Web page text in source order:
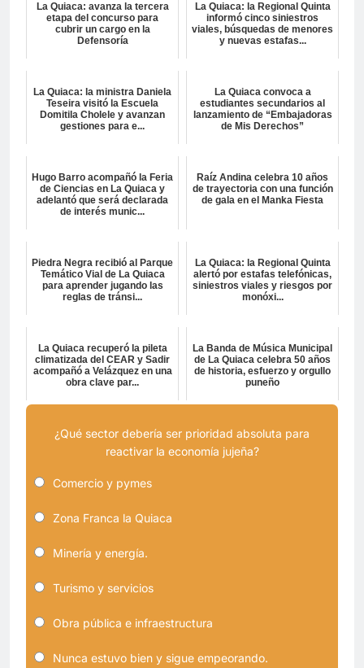
La Quiaca: avanza la tercera
etapa del concurso para
cubrir un cargo en la
Defensoría
La Quiaca: la Regional Quinta
informó cinco siniestros
viales, búsquedas de menores
y nuevas estafas...
La Quiaca: la ministra Daniela
Teseira visitó la Escuela
Domitila Cholele y avanzan
gestiones para e...
La Quiaca convoca a
estudiantes secundarios al
lanzamiento de “Embajadoras
de Mis Derechos”
Hugo Barro acompañó la Feria
de Ciencias en La Quiaca y
adelantó que será declarada
de interés munic...
Raíz Andina celebra 10 años
de trayectoria con una función
de gala en el Manka Fiesta
Piedra Negra recibió al Parque
Temático Vial de La Quiaca
para aprender jugando las
reglas de tránsi...
La Quiaca: la Regional Quinta
alertó por estafas telefónicas,
siniestros viales y riesgos por
monóxi...
La Quiaca recuperó la pileta
climatizada del CEAR y Sadir
acompañó a Velázquez en una
obra clave par...
La Banda de Música Municipal
de La Quiaca celebra 50 años
de historia, esfuerzo y orgullo
puneño
¿Qué sector debería ser prioridad absoluta para
reactivar la economía jujeña?
Comercio y pymes
Zona Franca la Quiaca
Minería y energía.
Turismo y servicios
Obra pública e infraestructura
Nunca estuvo bien y sigue empeorando.